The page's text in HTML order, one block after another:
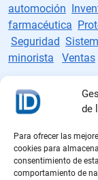
de
Para ofrecer las
cookies para
consentimiento de
comportamiento de
automoción
farmacéutica
Seguridad
minorista
Ventas